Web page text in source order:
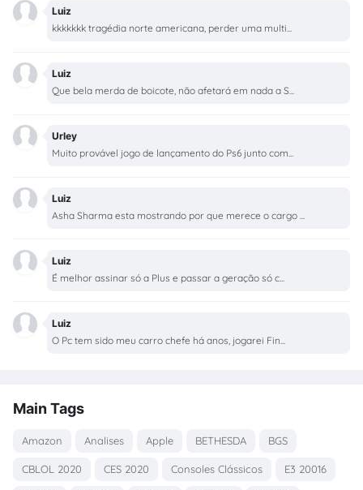
Luiz
kkkkkkk tragédia norte americana, perder uma multi...
Luiz
Que bela merda de boicote, não afetará em nada a S...
Urley
Muito provável jogo de lançamento do Ps6 junto com...
Luiz
Asha Sharma esta mostrando por que merece o cargo ...
Luiz
É melhor assinar só a Plus e passar a geração só c...
Luiz
O Pc tem sido meu carro chefe há anos, jogarei Fin...
Main Tags
Amazon Analises Apple BETHESDA BGS
CBLOL 2020 CES 2020 Consoles Clássicos E3 20016